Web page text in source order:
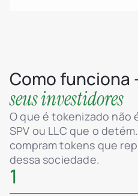
Como funciona
seus investidores
O que é tokenizado não
SPV ou LLC que o
compram tokens que
dessa sociedade.
1